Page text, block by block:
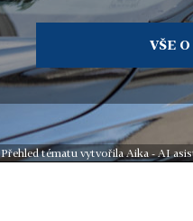
VŠE
Přehled tématu vytvořila Aika - AI